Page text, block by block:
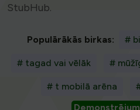
StubHub.
Populārākās birkas: #
# tagad vai vēlāk #
# t mobilā arēna